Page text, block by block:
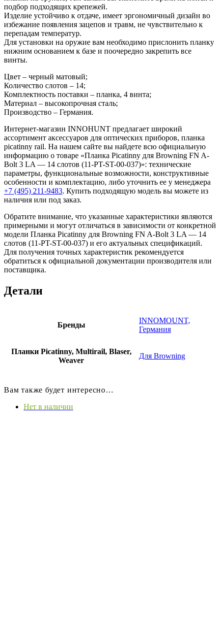
подбор подходящих крепежей.
Изделие устойчиво к отдаче, имеет эргономичный дизайн во
избежание появления зацепов и травм, не чувствительно к
перепадам температур.
Для установки на оружие вам необходимо прислонить планку
нижним основанием к базе и поочередно закрепить все
винты.
Цвет – черный матовый;
Количество слотов – 14;
Комплектность поставки – планка, 4 винта;
Материал – высокопрочная сталь;
Производство – Германия.
Интернет-магазин INNOHUNT предлагает широкий
ассортимент аксессуаров для оптических приборов, планка
picatinny rail. На нашем сайте вы найдете всю официальную
информацию о товаре «Планка Picatinny для Browning FN A-
Bolt 3 LA — 14 слотов (11-PT-ST-00-037)»: технические
параметры, функциональные возможности, конструктивные
особенности и комплектацию, либо уточнить ее у менеджера
+7 (495) 211-9483. Купить подходящую модель вы можете из
наличия или под заказ.
Обратите внимание, что указанные характеристики являются
примерными и могут отличаться в зависимости от конкретной
модели Планка Picatinny для Browning FN A-Bolt 3 LA — 14
слотов (11-PT-ST-00-037) и его актуальных спецификаций.
Для получения точных характеристик рекомендуется
обратиться к официальной документации производителя или
поставщика.
Детали
Бренды
INNOMOUNT,
Германия
Планки Picatinny, Multirail, Blaser,
Weaver
Для Browning
Вам также будет интересно…
Нет в наличии